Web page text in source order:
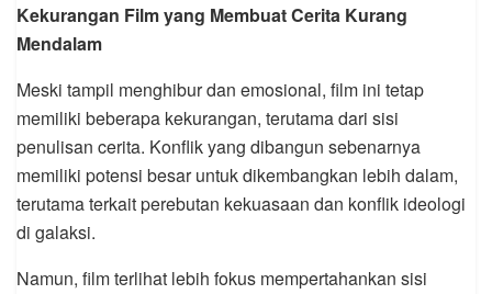
Kekurangan Film yang Membuat Cerita Kurang
Mendalam
Meski tampil menghibur dan emosional, film ini tetap
memiliki beberapa kekurangan, terutama dari sisi
penulisan cerita. Konflik yang dibangun sebenarnya
memiliki potensi besar untuk dikembangkan lebih dalam,
terutama terkait perebutan kekuasaan dan konflik ideologi
di galaksi.
Namun, film terlihat lebih fokus mempertahankan sisi